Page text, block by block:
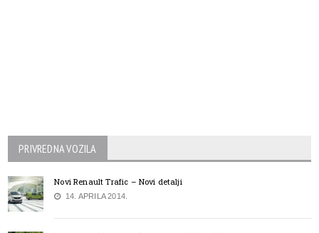
PRIVREDNA VOZILA
Novi Renault Trafic – Novi detalji
14. APRILA 2014.